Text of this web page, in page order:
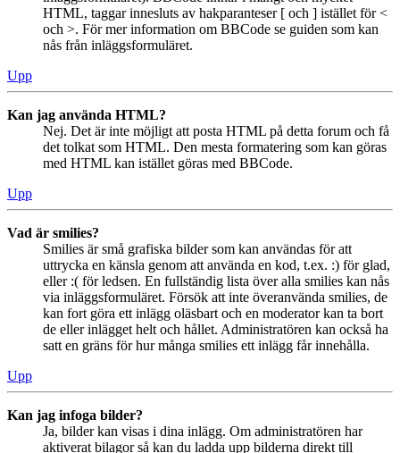
HTML, taggar innesluts av hakparanteser [ och ] istället för <
och >. För mer information om BBCode se guiden som kan
nås från inläggsformuläret.
Upp
Kan jag använda HTML?
Nej. Det är inte möjligt att posta HTML på detta forum och få
det tolkat som HTML. Den mesta formatering som kan göras
med HTML kan istället göras med BBCode.
Upp
Vad är smilies?
Smilies är små grafiska bilder som kan användas för att
uttrycka en känsla genom att använda en kod, t.ex. :) för glad,
eller :( för ledsen. En fullständig lista över alla smilies kan nås
via inläggsformuläret. Försök att inte överanvända smilies, de
kan fort göra ett inlägg oläsbart och en moderator kan ta bort
de eller inlägget helt och hållet. Administratören kan också ha
satt en gräns för hur många smilies ett inlägg får innehålla.
Upp
Kan jag infoga bilder?
Ja, bilder kan visas i dina inlägg. Om administratören har
aktiverat bilagor så kan du ladda upp bilderna direkt till